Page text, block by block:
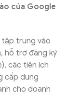
của Google
tập trung vào
hỗ trợ đăng ký
các tiện ích
cấp dung
cho doanh